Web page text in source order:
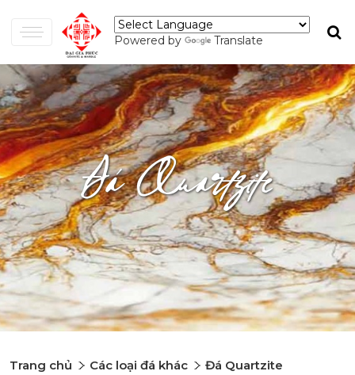
Powered by Translate
Đá Quartzite
Trang chủ Các loại đá khác Đá Quartzite